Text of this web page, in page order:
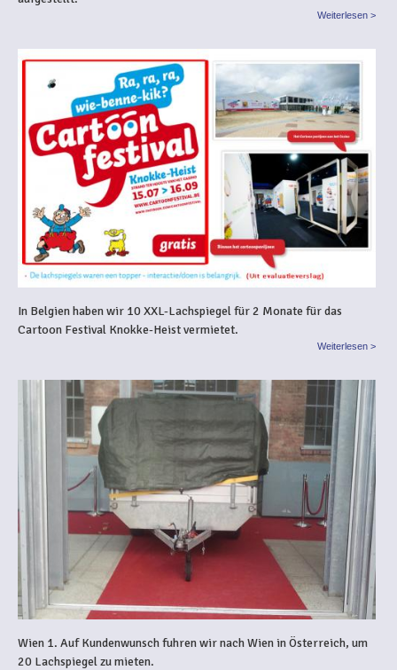
Weiterlesen >
In Belgien haben wir 10 XXL-Lachspiegel für 2 Monate für das
Cartoon Festival Knokke-Heist vermietet.
Weiterlesen >
Wien 1. Auf Kundenwunsch fuhren wir nach Wien in Österreich, um
20 Lachspiegel zu mieten.